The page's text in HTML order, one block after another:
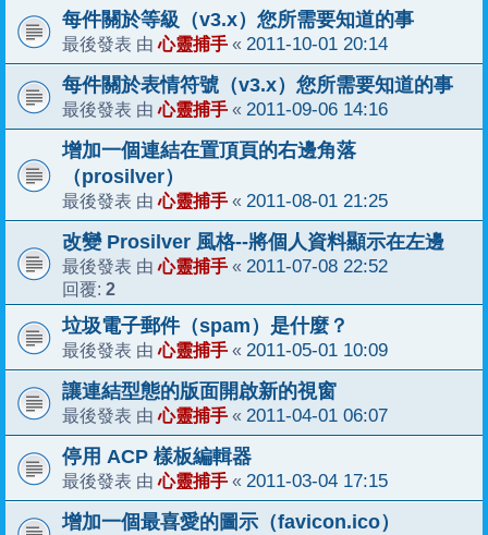
每件關於等級（v3.x）您所需要知道的事
最後發表 由心靈捕手 « 2011-10-01 20:14
每件關於表情符號（v3.x）您所需要知道的事
最後發表 由心靈捕手 « 2011-09-06 14:16
增加一個連結在置頂頁的右邊角落
（prosilver）
最後發表 由心靈捕手 « 2011-08-01 21:25
改變 Prosilver 風格--將個人資料顯示在左邊
最後發表 由心靈捕手 « 2011-07-08 22:52
回覆: 2
垃圾電子郵件（spam）是什麼？
最後發表 由心靈捕手 « 2011-05-01 10:09
讓連結型態的版面開啟新的視窗
最後發表 由心靈捕手 « 2011-04-01 06:07
停用 ACP 樣板編輯器
最後發表 由心靈捕手 « 2011-03-04 17:15
增加一個最喜愛的圖示（favicon.ico）